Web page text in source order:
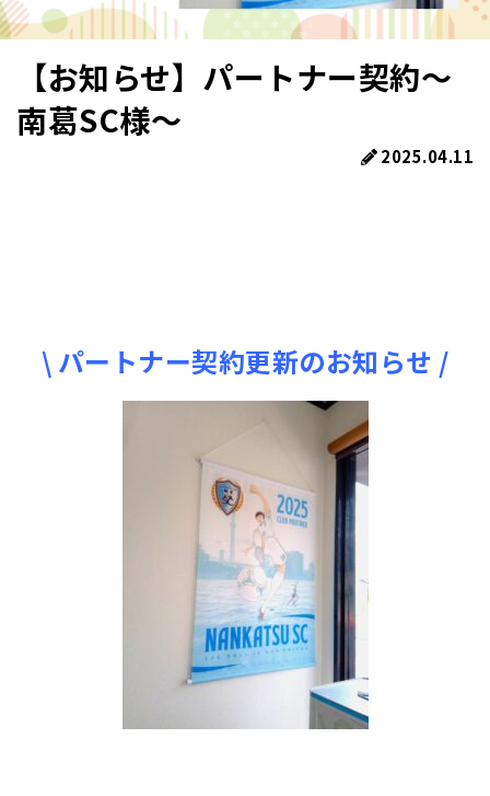
【お知らせ】パートナー契約～
南葛SC様～
2025.04.11
\ パートナー契約更新のお知らせ /